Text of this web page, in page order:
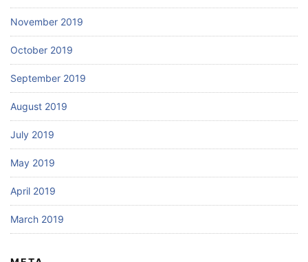
November 2019
October 2019
September 2019
August 2019
July 2019
May 2019
April 2019
March 2019